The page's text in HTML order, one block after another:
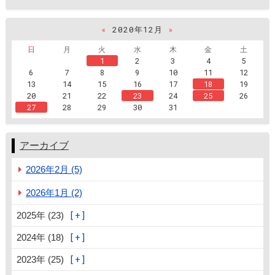
« 2020年12月
»
日
月 火 水 木 金
土
1
2 3 4
5
6
7 8 9 10 11
12
13
14 15 16 17 18
19
20
21 22 23 24 25
26
27
28 29 30 31
アーカイブ
2026年2月 (5)
2026年1月 (2)
2025年 (23)
2024年 (18)
2023年 (25)